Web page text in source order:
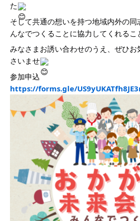
た
そして共通の想いを持つ地域内外の
んなでつくることに協力してくれるこ
みなさまお誘い合わせのうえ、ぜひ
さいませ
参加申込
https://forms.gle/